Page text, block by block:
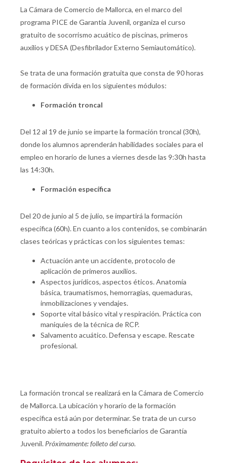
La Cámara de Comercio de Mallorca, en el marco del
programa PICE de Garantía Juvenil, organiza el curso
gratuito de socorrismo acuático de piscinas, primeros
auxilios y DESA (Desfibrilador Externo Semiautomático).
Se trata de una formación gratuita que consta de 90 horas
de formación divida en los siguientes módulos:
Formación troncal
Del 12 al 19 de junio se imparte la formación troncal (30h),
donde los alumnos aprenderán habilidades sociales para el
empleo en horario de lunes a viernes desde las 9:30h hasta
las 14:30h.
Formación específica
Del 20 de junio al 5 de julio, se impartirá la formación
específica (60h). En cuanto a los contenidos, se combinarán
clases teóricas y prácticas con los siguientes temas:
Actuación ante un accidente, protocolo de
aplicación de primeros auxilios.
Aspectos jurídicos, aspectos éticos. Anatomía
básica, traumatismos, hemorragias, quemaduras,
inmobilizaciones y vendajes.
Soporte vital básico vital y respiración. Práctica con
maniquíes de la técnica de RCP.
Salvamento acuático. Defensa y escape. Rescate
profesional.
La formación troncal se realizará en la Cámara de Comercio
de Mallorca. La ubicación y horario de la formación
específica está aún por determinar. Se trata de un curso
gratuito abierto a todos los beneficiarios de Garantía
Juvenil. Próximamente: folleto del curso.